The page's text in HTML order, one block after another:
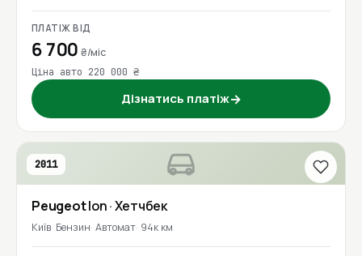
ПЛАТІЖ ВІД
6 700₴/міс
Ціна авто 220 000 ₴
Дізнатись платіж→
2011
PeugeotIon· Хетчбек
Київ Бензин Автомат 94к км